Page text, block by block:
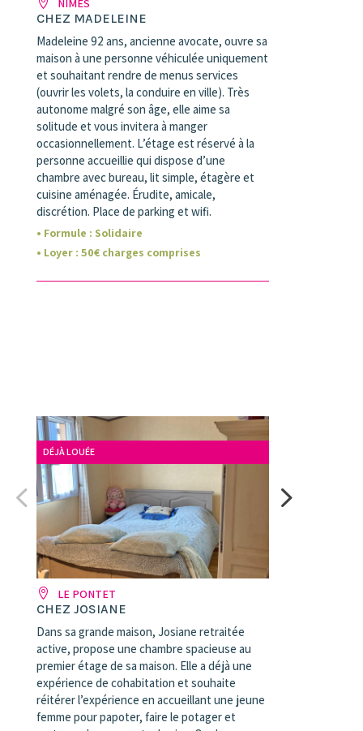
NÎMES
CHEZ MADELEINE
Madeleine 92 ans, ancienne avocate, ouvre sa
maison à une personne véhiculée uniquement
et souhaitant rendre de menus services
(ouvrir les volets, la conduire en ville). Très
autonome malgré son âge, elle aime sa
solitude et vous invitera à manger
occasionnellement. L’étage est réservé à la
personne accueillie qui dispose d’une
chambre avec bureau, lit simple, étagère et
cuisine aménagée. Érudite, amicale,
discrétion. Place de parking et wifi.
• Formule : Solidaire
• Loyer: 50€ charges comprises
DÉJÀ LOUÉE
LE PONTET
CHEZ JOSIANE
Dans sa grande maison, Josiane retraitée
active, propose une chambre spacieuse au
premier étage de sa maison. Elle a déjà une
expérience de cohabitation et souhaite
réitérer l’expérience en accueillant une jeune
femme pour papoter, faire le potager et